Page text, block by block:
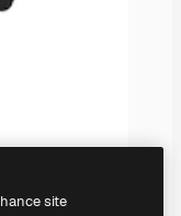
site